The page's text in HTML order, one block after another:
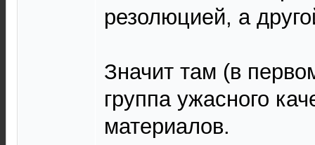
резолюцией, а
Значит там (в
группа ужасного
материалов.